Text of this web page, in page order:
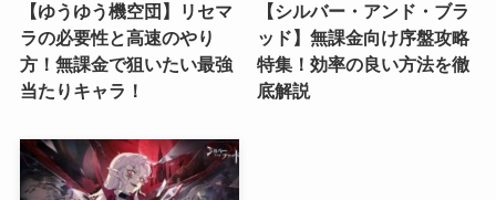
(3)
(2)
(5)
【ゆうゆう機空団】リセマ
ラの必要性と高速のやり
方！無課金で狙いたい最強
当たりキャラ！
【シルバー・アンド・ブラ
ッド】無課金向け序盤攻略
特集！効率の良い方法を徹
底解説